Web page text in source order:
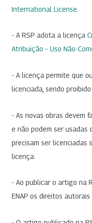
International License
- A RSP adota a licença
Atribuição – Uso Não-
- A licença permite que
licenciada, sendo
- As novas obras devem
e não podem ser usadas
precisam ser licenciadas
licença.
- Ao publicar o artigo na
ENAP os direitos